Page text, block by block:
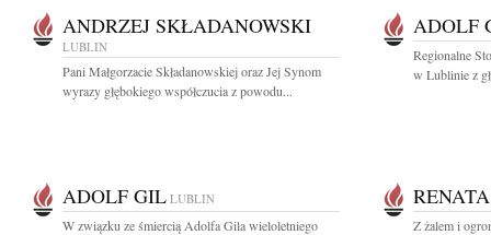
ANDRZEJ SKŁADANOWSKI
LUBLIN
Pani Małgorzacie Składanowskiej oraz Jej Synom
wyrazy głębokiego współczucia z powodu...
ADOLF
Regionalne
w Lublinie z
ADOLF GIL LUBLIN
W związku ze śmiercią Adolfa Gila wieloletniego
Z żalem i